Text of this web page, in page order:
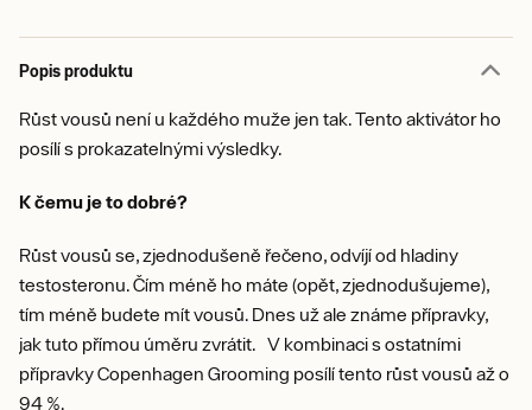
Popis produktu
Růst vousů není u každého muže jen tak. Tento aktivátor ho
posílí s prokazatelnými výsledky.
K čemu je to dobré?
Růst vousů se, zjednodušeně řečeno, odvíjí od hladiny
testosteronu. Čím méně ho máte (opět, zjednodušujeme),
tím méně budete mít vousů. Dnes už ale známe přípravky,
jak tuto přímou úměru zvrátit. V kombinaci s ostatními
přípravky Copenhagen Grooming posílí tento růst vousů až o
94 %.